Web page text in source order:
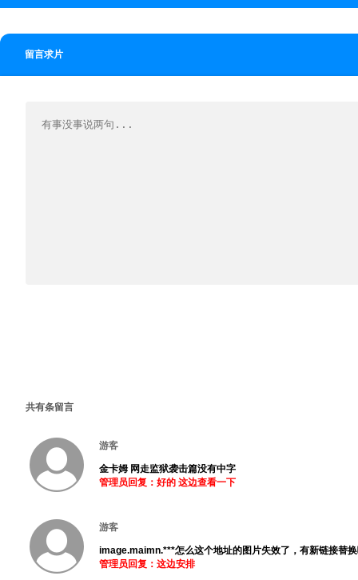
留言求片
共有条留言
游客
金卡姆 网走监狱袭击篇没有中字
管理员回复：好的 这边查看一下
游客
image.maimn.***怎么这个地址的图片失效了，有新链接替
管理员回复：这边安排